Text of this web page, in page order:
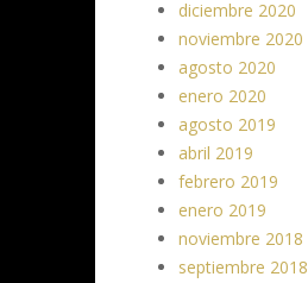
diciembre 2020
noviembre 2020
agosto 2020
enero 2020
agosto 2019
abril 2019
febrero 2019
enero 2019
noviembre 2018
septiembre 2018